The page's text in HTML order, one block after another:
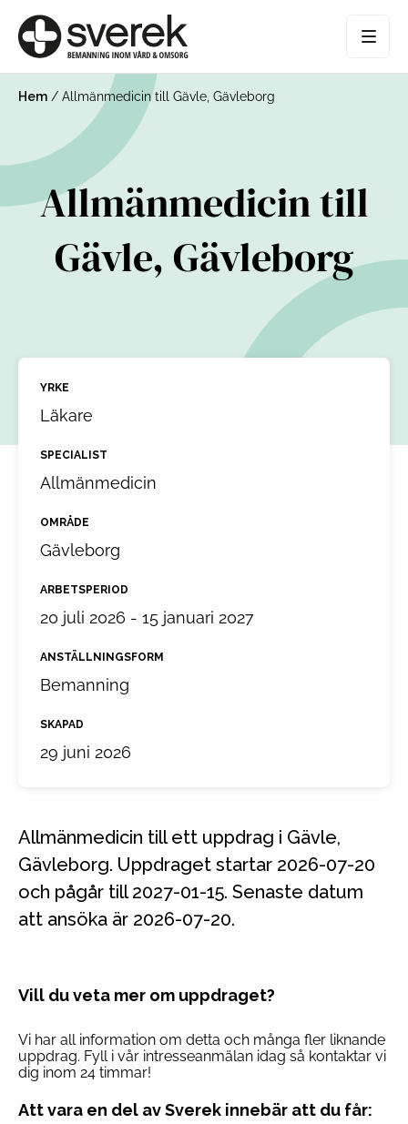
Hem / Allmänmedicin till Gävle, Gävleborg
Allmänmedicin till
Gävle, Gävleborg
YRKE
Läkare
SPECIALIST
Allmänmedicin
OMRÅDE
Gävleborg
ARBETSPERIOD
20 juli 2026 - 15 januari 2027
ANSTÄLLNINGSFORM
Bemanning
SKAPAD
29 juni 2026
Allmänmedicin till ett uppdrag i Gävle,
Gävleborg. Uppdraget startar 2026-07-20
och pågår till 2027-01-15. Senaste datum
att ansöka är 2026-07-20.
Vill du veta mer om uppdraget?
Vi har all information om detta och många fler liknande
uppdrag. Fyll i vår intresseanmälan idag så kontaktar vi
dig inom 24 timmar!
Att vara en del av Sverek innebär att du får: